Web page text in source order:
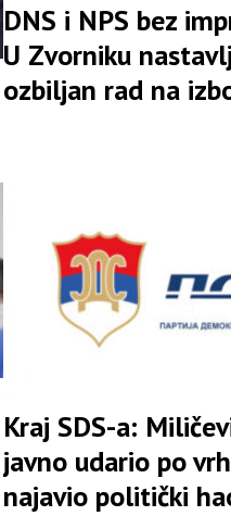
DNS i NPS bez
U Zvorniku
ozbiljan rad na
Kraj SDS-a:
javno udario po
najavio politički